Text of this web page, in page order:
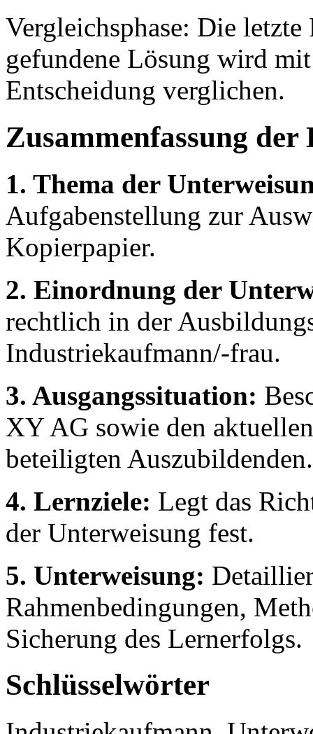
Vergleichsphase: Die
gefundene Lösung wird
Entscheidung verglichen.
Zusammenfassung der
1. Thema der
Aufgabenstellung zur
Kopierpapier.
2. Einordnung der
rechtlich in der
Industriekaufmann/-frau.
3. Ausgangssituation:
XY AG sowie den
beteiligten Auszubildenden.
4. Lernziele: Legt das
der Unterweisung fest.
5. Unterweisung:
Rahmenbedingungen,
Sicherung des Lernerfolgs.
Schlüsselwörter